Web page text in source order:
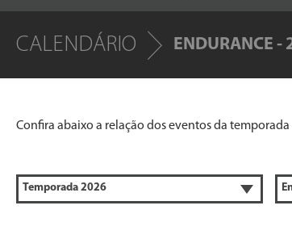
CALENDÁRIO ENDURANCE -
Confira abaixo a relação dos eventos da